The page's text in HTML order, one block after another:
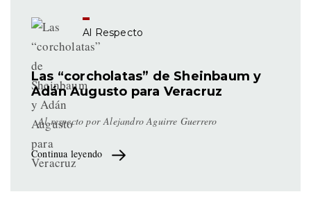
Al Respecto
Las “corcholatas” de Sheinbaum y
Adán Augusto para Veracruz
Al respecto porAlejandro Aguirre Guerrero
Continua leyendo